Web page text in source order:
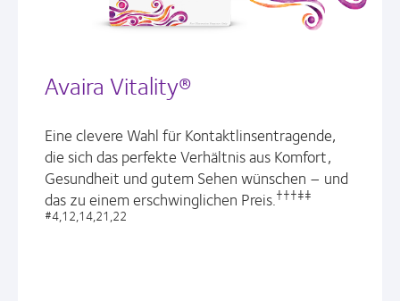
Avaira Vitality®
Eine clevere Wahl für Kontaktlinsentragende,
die sich das perfekte Verhältnis aus Komfort,
Gesundheit und gutem Sehen wünschen – und
das zu einem erschwinglichen Preis.†††‡‡
#4,12,14,21,22